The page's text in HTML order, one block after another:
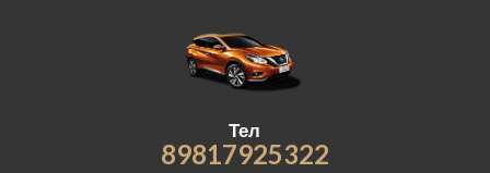
Тел
89817925322